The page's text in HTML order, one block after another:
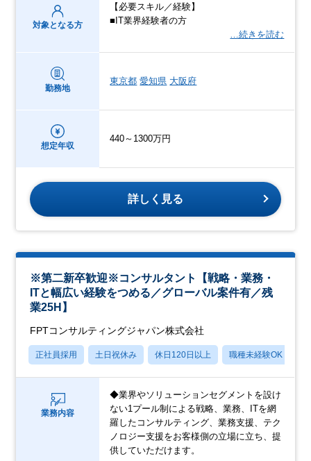
対象となる方
【必要スキル／経験】
■IT業界経験者の方
…続きを読む
勤務地
東京都 愛知県 大阪府
想定年収
440～1300万円
詳しく見る
※第二新卒歓迎※コンサルタント【戦略・業務・
ITと幅広い経験をつめる／グローバル案件有／残
業25H】
FPTコンサルティングジャパン株式会社
正社員採用 土日祝休み 休日120日以上 職種未経験OK
業務内容
◆業界やソリューションセグメントを設け
ない1プール制による戦略、業務、ITを網
羅したコンサルティング、業務支援、テク
ノロジー支援をお客様側の立場に立ち、提
供していただけます。